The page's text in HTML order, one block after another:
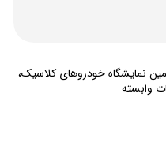
نمایشگاه خودروهای کلاسیک،
وابسته